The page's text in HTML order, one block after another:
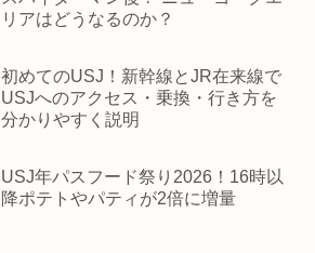
リアはどうなるのか？
初めてのUSJ！新幹線とJR在来線で
USJへのアクセス・乗換・行き方を
分かりやすく説明
USJ年パスフード祭り2026！16時以
降ポテトやパティが2倍に増量